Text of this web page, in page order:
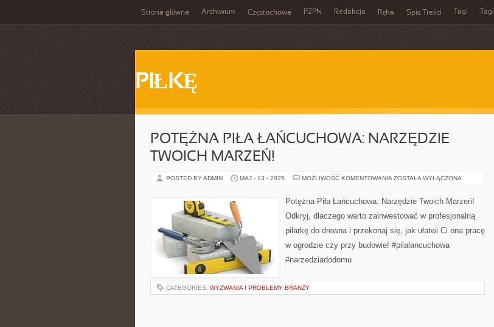
Strona główna Archiwum Częstochowa PZPN Redakcja Ręka Spis Treści Tagi Tagi
PIŁKĘ
POTĘŻNA PIŁA ŁAŃCUCHOWA: NARZĘDZIE
TWOICH MARZEŃ!
POSTED BY ADMIN MAJ - 13 - 2025 MOŻLIWOŚĆ KOMENTOWANIA POTĘŻNA
NARZĘDZIE
TWOICH
ZOSTAŁA WYŁĄCZONA
Potężna Piła Łańcuchowa: Narzędzie Twoich Marzeń!
Odkryj, dlaczego warto zainwestować w profesjonalną
pilarkę do drewna i przekonaj się, jak ułatwi Ci ona pracę
w ogrodzie czy przy budowie! #pilalancuchowa
#narzedziadodomu
CATEGORIES: WYZWANIA I PROBLEMY BRANŻY